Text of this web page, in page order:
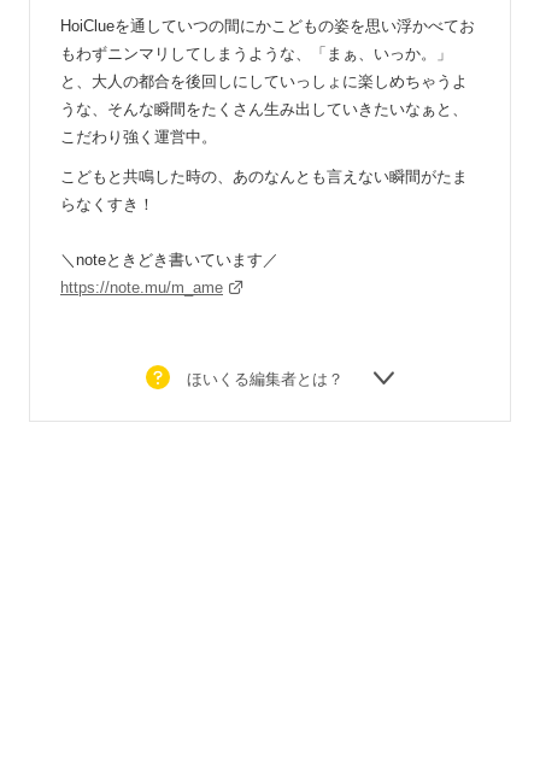
HoiClueを通していつの間にかこどもの姿を思い浮かべてお
もわずニンマリしてしまうような、「まぁ、いっか。」
と、大人の都合を後回しにしていっしょに楽しめちゃうよ
うな、そんな瞬間をたくさん生み出していきたいなぁと、
こだわり強く運営中。
こどもと共鳴した時の、あのなんとも言えない瞬間がたま
らなくすき！
＼noteときどき書いています／
https://note.mu/m_ame
ほいくる編集者とは？